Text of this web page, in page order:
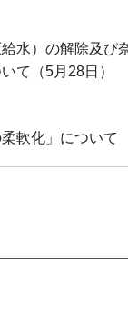
水）の解除及び
て（5月28日）
軟化」について